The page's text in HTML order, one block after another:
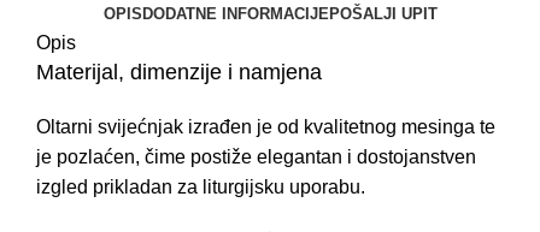
OPIS DODATNE INFORMACIJEPOŠALJI UPIT
Opis
Materijal, dimenzije i namjena
Oltarni svijećnjak izrađen je od kvalitetnog mesinga te
je pozlaćen, čime postiže elegantan i dostojanstven
izgled prikladan za liturgijsku uporabu.